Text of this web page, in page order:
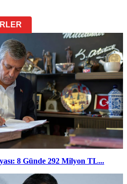
8 Günde 292 Milyon TL...